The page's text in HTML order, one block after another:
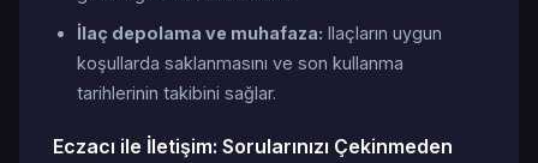
İlaç depolama ve muhafaza: Ilaçların uygun
koşullarda saklanmasını ve son kullanma
tarihlerinin takibini sağlar.
Eczacı ile İletişim: Sorularınızı Çekinmeden